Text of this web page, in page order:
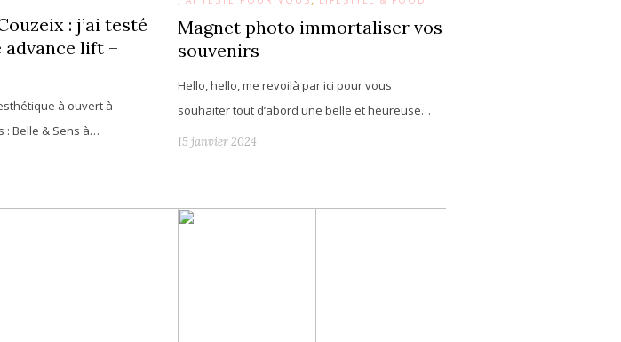
: j’ai testé
advance lift –
à ouvert à
: Belle & Sens à…
Magnet photo immortaliser vos
souvenirs
Hello, hello, me revoilà par ici pour vous
souhaiter tout d’abord une belle et heureuse…
15 janvier 2024